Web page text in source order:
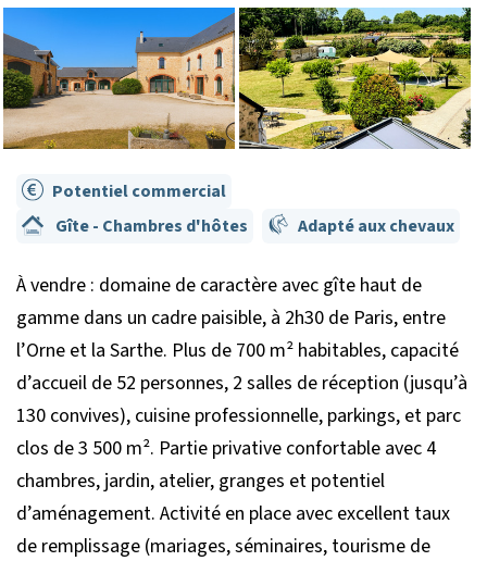
Potentiel commercial
Gîte - Chambres d'hôtes
Adapté aux chevaux
À vendre : domaine de caractère avec gîte haut de
gamme dans un cadre paisible, à 2h30 de Paris, entre
l’Orne et la Sarthe. Plus de 700 m² habitables, capacité
d’accueil de 52 personnes, 2 salles de réception (jusqu’à
130 convives), cuisine professionnelle, parkings, et parc
clos de 3 500 m². Partie privative confortable avec 4
chambres, jardin, atelier, granges et potentiel
d’aménagement. Activité en place avec excellent taux
de remplissage (mariages, séminaires, tourisme de